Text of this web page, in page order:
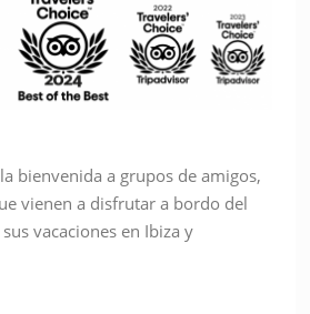
bienvenida a grupos de amigos,
vienen a disfrutar a bordo del
vacaciones en Ibiza y